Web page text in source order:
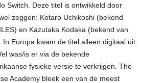
Switch. Deze titel is ontwikkeld door
zeggen: Kotaro Uchikoshi (bekend
en Kazutaka Kodaka (bekend van
Europa kwam de titel alleen digitaal uit
was/is er via de bekende
fysieke versie te verkrijgen. The
Academy bleek een van de meest